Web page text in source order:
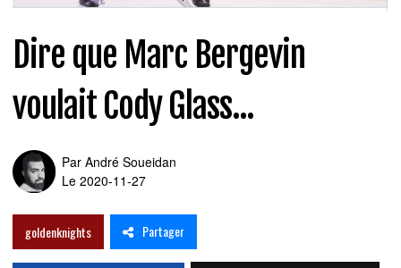
Dire que Marc Bergevin
voulait Cody Glass...
Par André Soueidan
Le 2020-11-27
goldenknights Partager